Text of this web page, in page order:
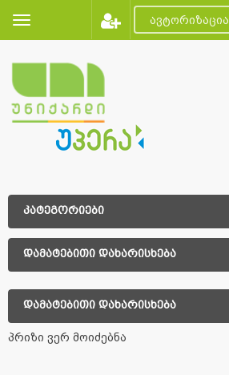
ავტორიზაცია
კატეგორიები
დამატებითი დახარისხება
დამატებითი დახარისხება
პრიზი ვერ მოიძებნა